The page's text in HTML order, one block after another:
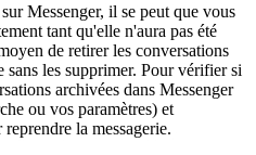
Messenger, il se peut que vous
tant qu'elle n'aura pas été
de retirer les conversations
les supprimer. Pour vérifier si
archivées dans Messenger
ou vos paramètres) et
la messagerie.